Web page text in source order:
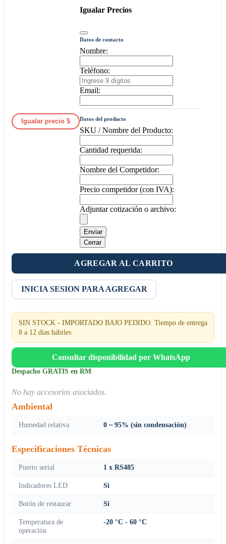
Igualar precio $
Igualar Precios
Datos de contacto
Nombre:
Teléfono:
Email:
Datos del producto
SKU / Nombre del Producto:
Cantidad requerida:
Nombre del Competidor:
Precio competidor (con IVA):
Adjuntar cotización o archivo:
Enviar
Cerrar
AGREGAR AL CARRITO
INICIA SESION PARA AGREGAR
SIN STOCK - IMPORTADO BAJO PEDIDO. Tiempo de entrega
8 a 12 días hábiles.
Consultar disponibilidad por WhatsApp
Despacho GRATIS en RM
No hay accesorios asociados.
Ambiental
Humedad relativa 0 ~ 95% (sin condensación)
Especificaciones Técnicas
Puerto serial 1 x RS485
Indicadores LED Si
Botón de restaurar Si
Temperatura de
operación
-20 °C - 60 °C